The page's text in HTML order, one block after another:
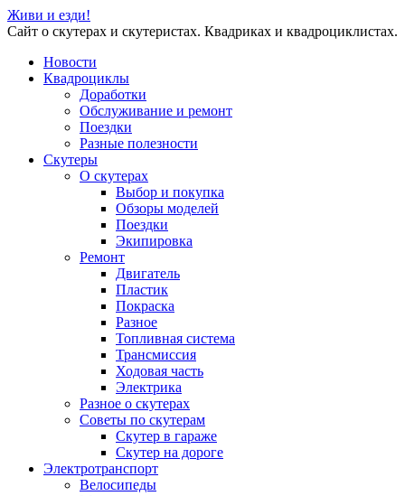
Живи и езди!
Сайт о скутерах и скутеристах. Квадриках и квадроциклистах.
Новости
Квадроциклы
Доработки
Обслуживание и ремонт
Поездки
Разные полезности
Скутеры
О скутерах
Выбор и покупка
Обзоры моделей
Поездки
Экипировка
Ремонт
Двигатель
Пластик
Покраска
Разное
Топливная система
Трансмиссия
Ходовая часть
Электрика
Разное о скутерах
Советы по скутерам
Скутер в гараже
Скутер на дороге
Электротранспорт
Велосипеды